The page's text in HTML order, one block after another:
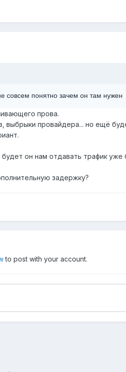
совсем понятно зачем он там нужен
прова.
выбрыки провайдера... но ещё
он нам отдавать трафик уже
задержку?
to post with your account.